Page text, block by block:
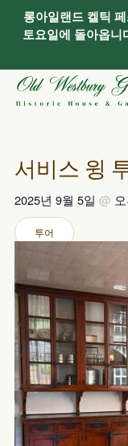
서비스 윙
2025년 9월 5일 @
투어
롱아일랜드 켈틱
토요일에 돌아옵니